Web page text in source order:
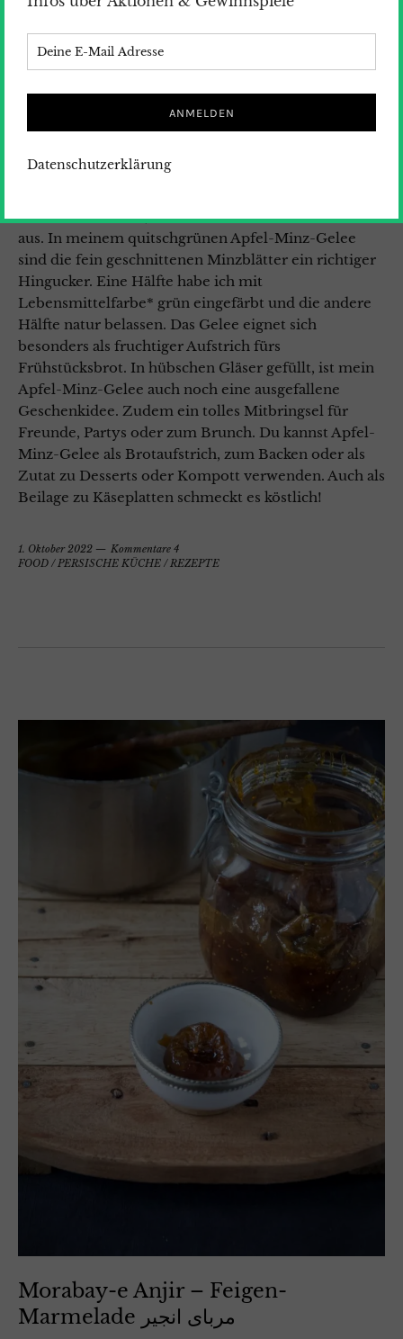
Apfel-Minz-Gelee
Heute begrüße ich den Herbst mit einem Traum in
grün. Mein köstlicher Apfel-Minz-Gelee macht
ausgefallen kommt es mit Minze daher, die auch
nicht nur sehr fein, sondern sieht auch noch klasse
aus. In meinem quitschgrünen Apfel-Minz-Gelee
sind die fein geschnittenen Minzblätter ein richtiger
Hingucker. Eine Hälfte habe ich mit
Lebensmittelfarbe* grün eingefärbt und die andere
Hälfte natur belassen. Das Gelee eignet sich
besonders als fruchtiger Aufstrich fürs
Frühstücksbrot. In hübschen Gläser gefüllt, ist mein
Apfel-Minz-Gelee auch noch eine ausgefallene
Geschenkidee. Zudem ein tolles Mitbringsel für
Freunde, Partys oder zum Brunch. Du kannst Apfel-
Minz-Gelee als Brotaufstrich, zum Backen oder als
Zutat zu Desserts oder Kompott verwenden. Auch als
Beilage zu Käseplatten schmeckt es köstlich!
1. Oktober 2022
Kommentare 4
FOOD /PERSISCHE KÜCHE /REZEPTE
Morabay-e Anjir – Feigen-
Marmelade مربای انجیر
Datenschutzerklärung